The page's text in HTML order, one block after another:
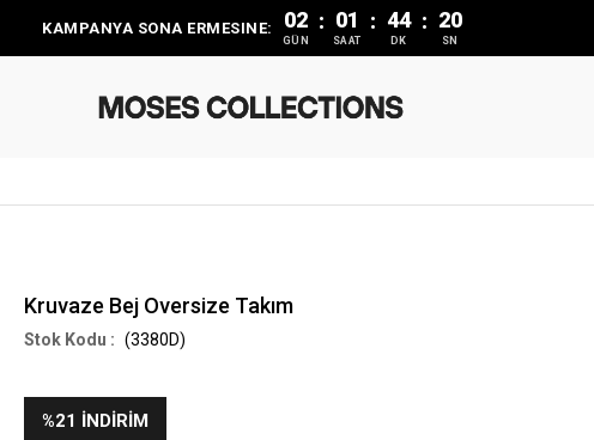
KAMPANYA SONA ERMESINE: 02
GÜN
: 01
SAAT
: 44
DK
: 20
SN
Kruvaze Bej Oversize Takım
(3380D)
%21 İNDIRIM